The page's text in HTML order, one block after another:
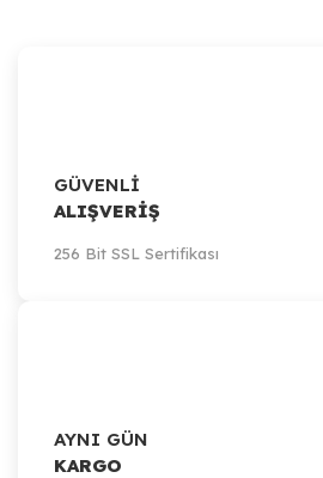
GÜVENLİ
ALIŞVERİŞ
256 Bit SSL Sertifikası
AYNI GÜN
KARGO